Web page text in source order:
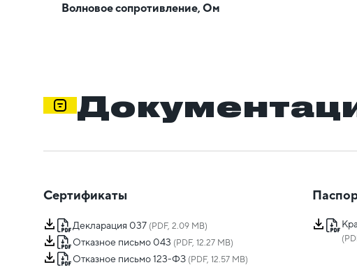
Волновое сопротивление, Ом
Сертификаты
Декларация 037 (PDF, 2.09 MB)
Отказное письмо 043 (PDF, 12.27 MB)
Отказное письмо 123-ФЗ (PDF, 12.57 MB)